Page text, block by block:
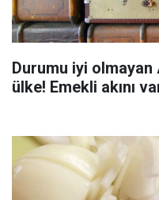
Durumu iyi
ülke! Emekli akını